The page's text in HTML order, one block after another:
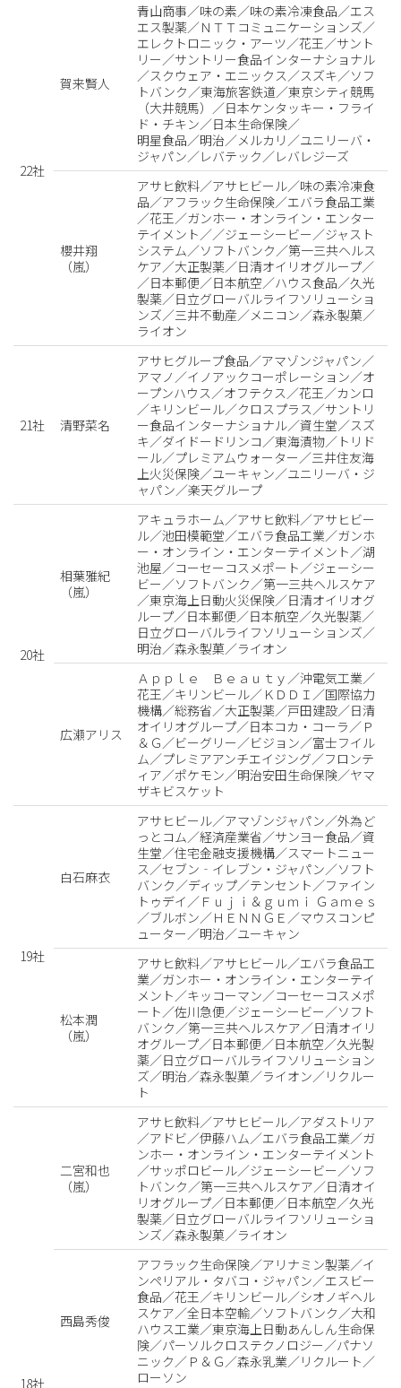
22社
賀来賢人
青山商事／味の素／味の素冷凍食品／エス
エス製薬／ＮＴＴコミュニケーションズ／
エレクトロニック・アーツ／花王／サント
リー／サントリー食品インターナショナル
／スクウェア・エニックス／スズキ／ソフ
トバンク／東海旅客鉄道／東京シティ競馬
（大井競馬）／日本ケンタッキー・フライ
ド・チキン／日本生命保険／
明星食品／明治／メルカリ／ユニリーバ・
ジャパン／レバテック／レバレジーズ
櫻井翔
（嵐）
アサヒ飲料／アサヒビール／味の素冷凍食
品／アフラック生命保険／エバラ食品工業
／花王／ガンホー・オンライン・エンター
テイメント／／ジェーシービー／ジャスト
システム／ソフトバンク／第一三共ヘルス
ケア／大正製薬／日清オイリオグループ／
／日本郵便／日本航空／ハウス食品／久光
製薬／日立グローバルライフソリューショ
ンズ／三井不動産／メニコン／森永製菓／
ライオン
21社 清野菜名
アサヒグループ食品／アマゾンジャパン／
アマノ／イノアックコーポレーション／オ
ープンハウス／オフテクス／花王／カンロ
／キリンビール／クロスプラス／サントリ
ー食品インターナショナル／資生堂／スズ
キ／ダイドードリンコ／東海漬物／トリド
ール／プレミアムウォーター／三井住友海
上火災保険／ユーキャン／ユニリーバ・ジ
ャパン／楽天グループ
20社
相葉雅紀
（嵐）
アキュラホーム／アサヒ飲料／アサヒビー
ル／池田模範堂／エバラ食品工業／ガンホ
ー・オンライン・エンターテイメント／湖
池屋／コーセーコスメポート／ジェーシー
ビー／ソフトバンク／第一三共ヘルスケア
／東京海上日動火災保険／日清オイリオグ
ループ／日本郵便／日本航空／久光製薬／
日立グローバルライフソリューションズ／
明治／森永製菓／ライオン
広瀬アリス
Ａｐｐｌｅ Ｂｅａｕｔｙ／沖電気工業／
花王／キリンビール／ＫＤＤＩ／国際協力
機構／総務省／大正製薬／戸田建設／日清
オイリオグループ／日本コカ・コーラ／Ｐ
＆Ｇ／ビーグリー／ビジョン／富士フイル
ム／プレミアアンチエイジング／フロンテ
ィア／ポケモン／明治安田生命保険／ヤマ
ザキビスケット
19社
白石麻衣
アサヒビール／アマゾンジャパン／外為ど
っとコム／経済産業省／サンヨー食品／資
生堂／住宅金融支援機構／スマートニュー
ス／セブン‐イレブン・ジャパン／ソフト
バンク／ディップ／テンセント／ファイン
トゥデイ／Ｆｕｊｉ＆ｇｕｍｉ Ｇａｍｅｓ
／ブルボン／ＨＥＮＮＧＥ／マウスコンピ
ューター／明治／ユーキャン
松本潤
（嵐）
アサヒ飲料／アサヒビール／エバラ食品工
業／ガンホー・オンライン・エンターテイ
メント／キッコーマン／コーセーコスメポ
ート／佐川急便／ジェーシービー／ソフト
バンク／第一三共ヘルスケア／日清オイリ
オグループ／日本郵便／日本航空／久光製
薬／日立グローバルライフソリューション
ズ／明治／森永製菓／ライオン／リクルー
ト
18社
二宮和也
（嵐）
アサヒ飲料／アサヒビール／アダストリア
／アドビ／伊藤ハム／エバラ食品工業／ガ
ンホー・オンライン・エンターテイメント
／サッポロビール／ジェーシービー／ソフ
トバンク／第一三共ヘルスケア／日清オイ
リオグループ／日本郵便／日本航空／久光
製薬／日立グローバルライフソリューショ
ンズ／森永製菓／ライオン
西島秀俊
アフラック生命保険／アリナミン製薬／イ
ンペリアル・タバコ・ジャパン／エスビー
食品／花王／キリンビール／シオノギヘル
スケア／全日本空輸／ソフトバンク／大和
ハウス工業／東京海上日動あんしん生命保
険／パーソルクロステクノロジー／パナソ
ニック／Ｐ＆Ｇ／森永乳業／リクルート／
ローソン